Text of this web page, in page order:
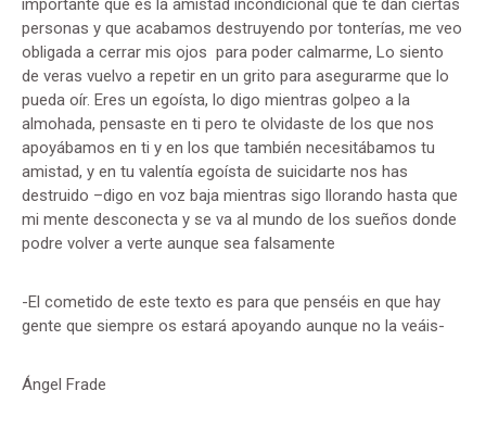
importante que es la amistad incondicional que te dan ciertas
personas y que acabamos destruyendo por tonterías, me veo
obligada a cerrar mis ojos para poder calmarme, Lo siento
de veras vuelvo a repetir en un grito para asegurarme que lo
pueda oír. Eres un egoísta, lo digo mientras golpeo a la
almohada, pensaste en ti pero te olvidaste de los que nos
apoyábamos en ti y en los que también necesitábamos tu
amistad, y en tu valentía egoísta de suicidarte nos has
destruido –digo en voz baja mientras sigo llorando hasta que
mi mente desconecta y se va al mundo de los sueños donde
podre volver a verte aunque sea falsamente
-El cometido de este texto es para que penséis en que hay
gente que siempre os estará apoyando aunque no la veáis-
Ángel Frade